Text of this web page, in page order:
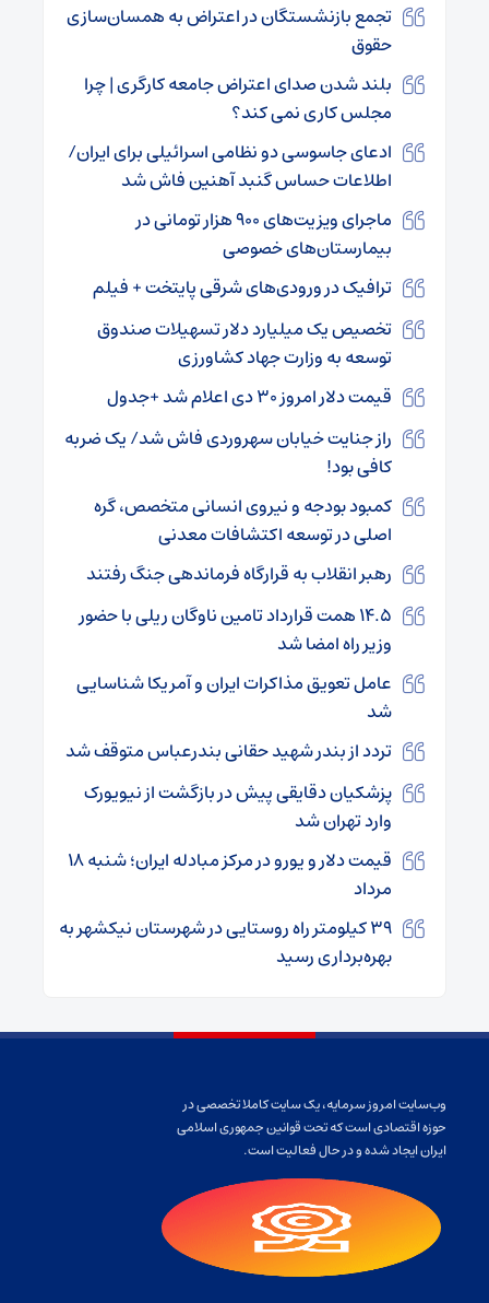
تجمع بازنشستگان در اعتراض به همسان‌سازی
حقوق
بلند شدن صدای اعتراض جامعه کارگری | چرا
مجلس کاری نمی کند؟
ادعای جاسوسی دو نظامی اسرائیلی برای ایران/
اطلاعات حساس گنبد آهنین فاش شد
ماجرای ویزیت‌های ۹۰۰ هزار تومانی در
بیمارستان‌های خصوصی
ترافیک در ورودی‌های شرقی پایتخت + فیلم
تخصیص یک میلیارد دلار تسهیلات صندوق
توسعه به وزارت جهاد کشاورزی
قیمت دلار امروز ۳۰ دی اعلام شد +جدول
راز جنایت خیابان سهروردی فاش شد/ یک ضربه
کافی بود!
کمبود بودجه و نیروی انسانی متخصص، گره
اصلی در توسعه اکتشافات معدنی
رهبر انقلاب به قرارگاه فرماندهی جنگ رفتند
۱۴.۵ همت قرارداد تامین ناوگان ریلی با حضور
وزیر راه امضا شد
عامل تعویق مذاکرات ایران و آمریکا شناسایی
شد ‎
تردد از بندر شهید حقانی بندرعباس متوقف شد
پزشکیان دقایقی پیش در بازگشت از نیویورک
وارد تهران شد
قیمت دلار و یورو در مرکز مبادله ایران؛ شنبه ۱۸
مرداد
۳۹ کیلومتر راه روستایی در شهرستان نیکشهر به
بهره‌برداری رسید
وب‌سایت امروز سرمایه، یک سایت کاملا تخصصی در
حوزه اقتصادی است که تحت قوانین جمهوری اسلامی
ایران ایجاد شده و در حال فعالیت است.